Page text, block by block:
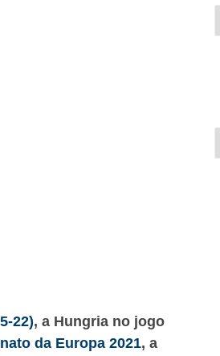
22), a Hungria no jogo
da Europa 2021, a